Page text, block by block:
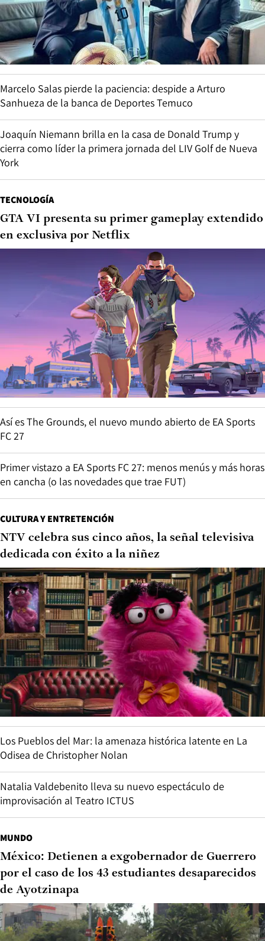
Marcelo Salas pierde la paciencia: despide a Arturo
Sanhueza de la banca de Deportes Temuco
Joaquín Niemann brilla en la casa de Donald Trump y
cierra como líder la primera jornada del LIV Golf de Nueva
York
TECNOLOGÍA
GTA VI presenta su primer gameplay extendido
en exclusiva por Netflix
Así es The Grounds, el nuevo mundo abierto de EA Sports
FC 27
Primer vistazo a EA Sports FC 27: menos menús y más horas
en cancha (o las novedades que trae FUT)
CULTURA Y ENTRETENCIÓN
NTV celebra sus cinco años, la señal televisiva
dedicada con éxito a la niñez
Los Pueblos del Mar: la amenaza histórica latente en La
Odisea de Christopher Nolan
Natalia Valdebenito lleva su nuevo espectáculo de
improvisación al Teatro ICTUS
MUNDO
México: Detienen a exgobernador de Guerrero
por el caso de los 43 estudiantes desaparecidos
de Ayotzinapa